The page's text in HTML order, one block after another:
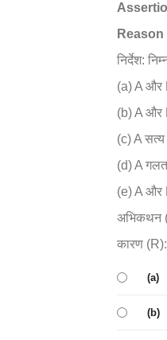
निर्देश:
(a) A और
(b) A और
(c) A
(d) A
(e) A और
अभिकथन
कारण (R):
(a)
(b)